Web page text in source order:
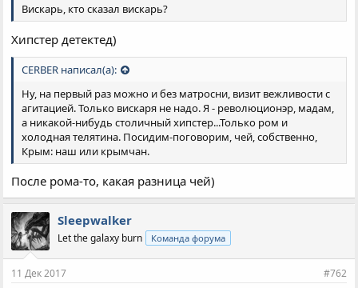
Вискарь, кто сказал вискарь?
Хипстер детектед)
CERBER написал(а):
Ну, на первый раз можно и без матросни, визит вежливости с
агитацией. Только вискаря не надо. Я - революционэр, мадам,
а никакой-нибудь столичный хипстер...Только ром и
холодная телятина. Посидим-поговорим, чей, собственно,
Крым: наш или крымчан.
После рома-то, какая разница чей)
Sleepwalker
Let the galaxy burn Команда форума
11 Дек 2017 #762